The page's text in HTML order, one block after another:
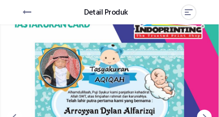
Detail Produk